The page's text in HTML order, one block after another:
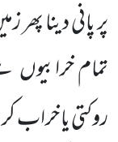
پر پانی دینا
تمام خرابیوں
روکتی یا خراب